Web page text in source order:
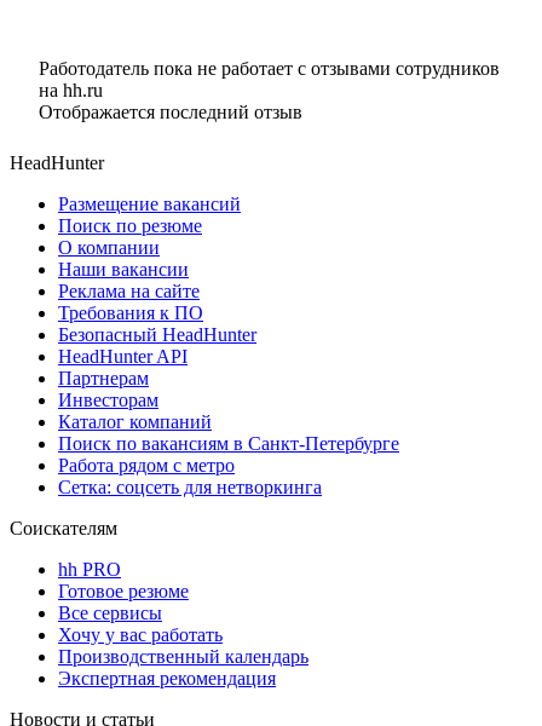
Работодатель пока не работает с отзывами сотрудников
на hh.ru
Отображается последний отзыв
HeadHunter
Размещение вакансий
Поиск по резюме
О компании
Наши вакансии
Реклама на сайте
Требования к ПО
Безопасный HeadHunter
HeadHunter API
Партнерам
Инвесторам
Каталог компаний
Поиск по вакансиям в Санкт-Петербурге
Работа рядом с метро
Сетка: соцсеть для нетворкинга
Соискателям
hh PRO
Готовое резюме
Все сервисы
Хочу у вас работать
Производственный календарь
Экспертная рекомендация
Новости и статьи